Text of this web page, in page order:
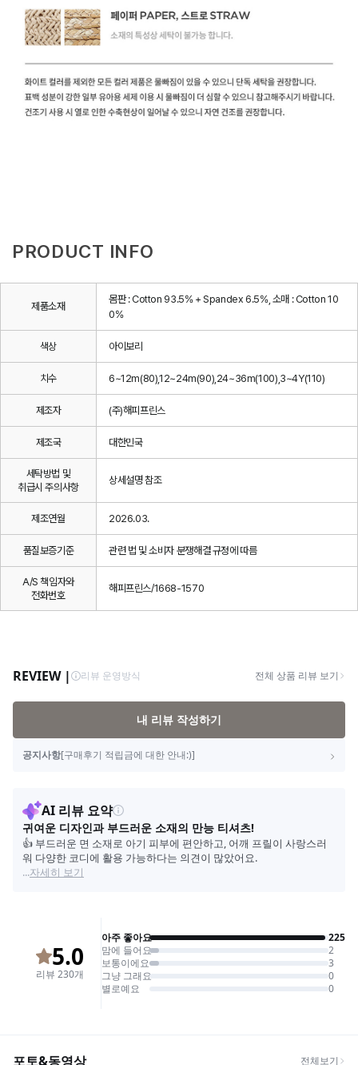
PRODUCT INFO
제품소재
몸판 : Cotton 93.5% + Spandex 6.5%, 소매 : Cotton 10
0%
색상 아이보리
치수 6~12m(80),12~24m(90),24~36m(100),3~4Y(110)
제조자 (주)해피프린스
제조국 대한민국
세탁방법 및
취급시 주의사항
상세설명 참조
제조연월 2026.03.
품질보증기준 관련 법 및 소비자 분쟁해결 규정에 따름
A/S 책임자와
전화번호
해피프린스/1668-1570